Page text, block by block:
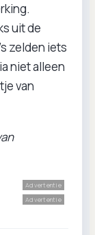
uit de
zelden iets
niet alleen
van
Advertentie
Advertentie